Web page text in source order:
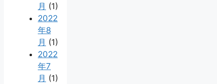
月 (1)
2022
年8
月 (1)
2022
年7
月 (1)